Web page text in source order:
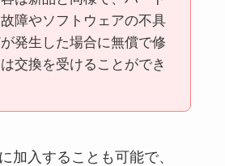
障やソフトウェアの不具
発生した場合に無償で修
交換を受けることができ
加入することも可能で、